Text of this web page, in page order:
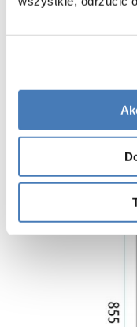
Wykończenie matowe
Zawsze przyjemna i